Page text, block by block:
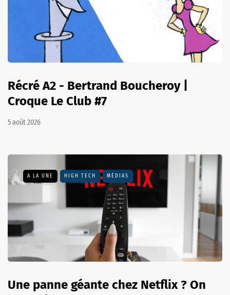
Récré A2 - Bertrand Boucheroy |
Croque Le Club #7
5 août 2026
A LA UNE HIGH TECH MÉDIAS
Une panne géante chez Netflix ? On